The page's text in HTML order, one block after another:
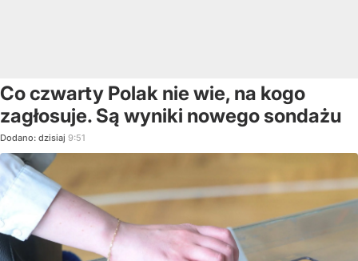
Co czwarty Polak nie wie, na kogo
zagłosuje. Są wyniki nowego sondażu
Dodano: dzisiaj 9:51